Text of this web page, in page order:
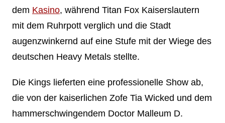
dem Kasino, während Titan Fox Kaiserslautern
mit dem Ruhrpott verglich und die Stadt
augenzwinkernd auf eine Stufe mit der Wiege des
deutschen Heavy Metals stellte.
Die Kings lieferten eine professionelle Show ab,
die von der kaiserlichen Zofe Tia Wicked und dem
hammerschwingendem Doctor Malleum D.